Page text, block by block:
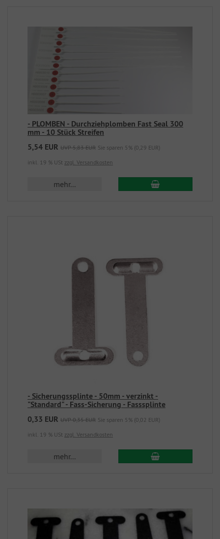
- PLOMBEN - Durchziehplomben Fast Seal 300
mm - 10 Stück Streifen
5,54 EUR UVP 5,83 EUR Sie sparen 5% (0,29 EUR)
inkl. 19 % USt zzgl. Versandkosten
mehr...
- Sicherungssplinte - 50mm - verzinkt -
"Standard" - Fass-Sicherung - Fasssplinte
0,33 EUR UVP 0,35 EUR Sie sparen 5% (0,02 EUR)
inkl. 19 % USt zzgl. Versandkosten
mehr...